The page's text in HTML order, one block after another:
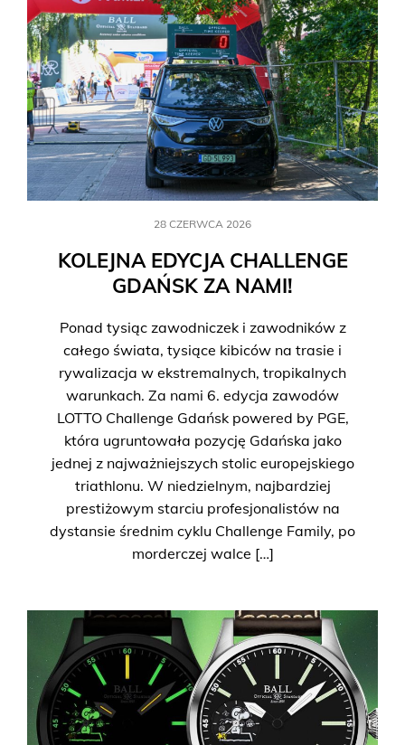
28 CZERWCA 2026
KOLEJNA EDYCJA CHALLENGE
GDAŃSK ZA NAMI!
Ponad tysiąc zawodniczek i zawodników z
całego świata, tysiące kibiców na trasie i
rywalizacja w ekstremalnych, tropikalnych
warunkach. Za nami 6. edycja zawodów
LOTTO Challenge Gdańsk powered by PGE,
która ugruntowała pozycję Gdańska jako
jednej z najważniejszych stolic europejskiego
triathlonu. W niedzielnym, najbardziej
prestiżowym starciu profesjonalistów na
dystansie średnim cyklu Challenge Family, po
morderczej walce […]